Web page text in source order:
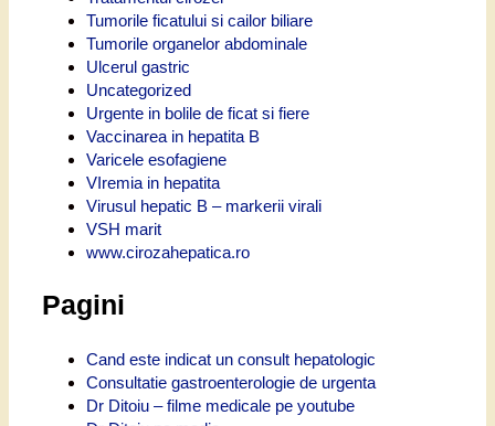
Tumorile ficatului si cailor biliare
Tumorile organelor abdominale
Ulcerul gastric
Uncategorized
Urgente in bolile de ficat si fiere
Vaccinarea in hepatita B
Varicele esofagiene
VIremia in hepatita
Virusul hepatic B – markerii virali
VSH marit
www.cirozahepatica.ro
Pagini
Cand este indicat un consult hepatologic
Consultatie gastroenterologie de urgenta
Dr Ditoiu – filme medicale pe youtube